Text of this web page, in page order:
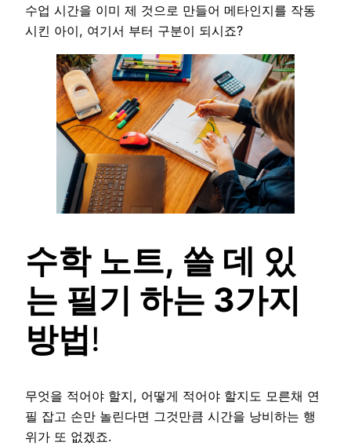
수업 시간을 이미 제 것으로 만들어 메타인지를 작동
시킨 아이, 여기서 부터 구분이 되시죠?
수학 노트, 쓸 데 있
는 필기 하는 3가지
방법!
무엇을 적어야 할지, 어떻게 적어야 할지도 모른채 연
필 잡고 손만 놀린다면 그것만큼 시간을 낭비하는 행
위가 또 없겠죠.